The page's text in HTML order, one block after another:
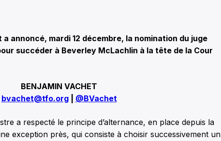
a annoncé, mardi 12 décembre, la nomination du juge
succéder à Beverley McLachlin à la tête de la Cour
BENJAMIN VACHET
bvachet@tfo.org| @BVachet
a respecté le principe d’alternance, en place depuis la
exception près, qui consiste à choisir successivement un